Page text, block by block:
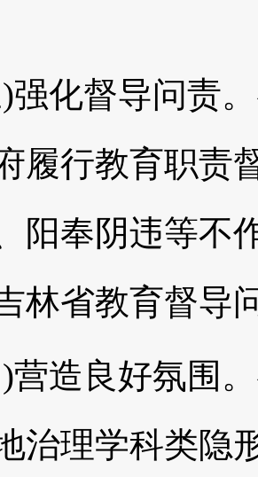
督导问责。
履行教育职责
阳奉阴违等不
林省教育督导
良好氛围。
治理学科类隐